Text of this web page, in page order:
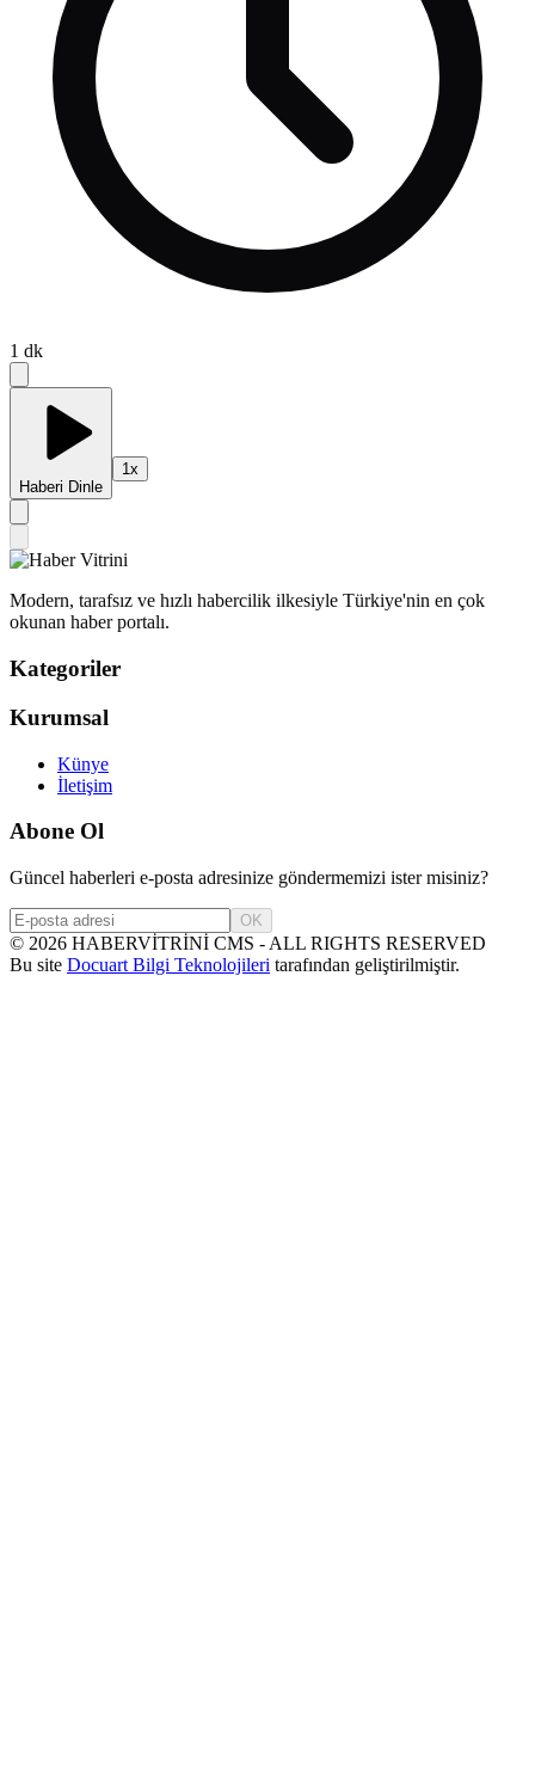
1 dk
Haberi Dinle
1x
Modern, tarafsız ve hızlı habercilik ilkesiyle Türkiye'nin en çok
okunan haber portalı.
Kategoriler
Kurumsal
Künye
İletişim
Abone Ol
Güncel haberleri e-posta adresinize göndermemizi ister misiniz?
OK
© 2026 HABERVİTRİNİ CMS - ALL RIGHTS RESERVED
Bu site Docuart Bilgi Teknolojileri tarafından geliştirilmiştir.